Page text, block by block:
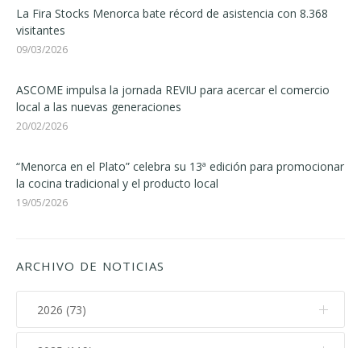
La Fira Stocks Menorca bate récord de asistencia con 8.368
visitantes
09/03/2026
ASCOME impulsa la jornada REVIU para acercar el comercio
local a las nuevas generaciones
20/02/2026
“Menorca en el Plato” celebra su 13ª edición para promocionar
la cocina tradicional y el producto local
19/05/2026
ARCHIVO DE NOTICIAS
2026 (73)